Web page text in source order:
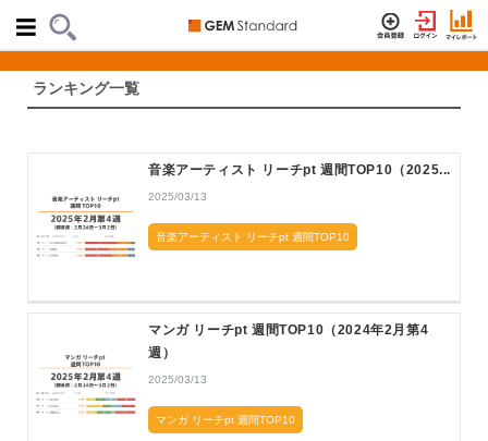
ランキング一覧
音楽アーティスト リーチpt 週間TOP10（2025...
2025/03/13
音楽アーティスト リーチpt 週間TOP10
マンガ リーチpt 週間TOP10（2024年2月第4
週）
2025/03/13
マンガ リーチpt 週間TOP10